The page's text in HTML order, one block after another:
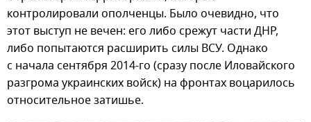
контролировали ополченцы. Было очевидно, что
этот выступ не вечен: его либо срежут части ДНР,
либо попытаются расширить силы ВСУ. Однако
с начала сентября 2014-го (сразу после Иловайского
разгрома украинских войск) на фронтах воцарилось
относительное затишье.